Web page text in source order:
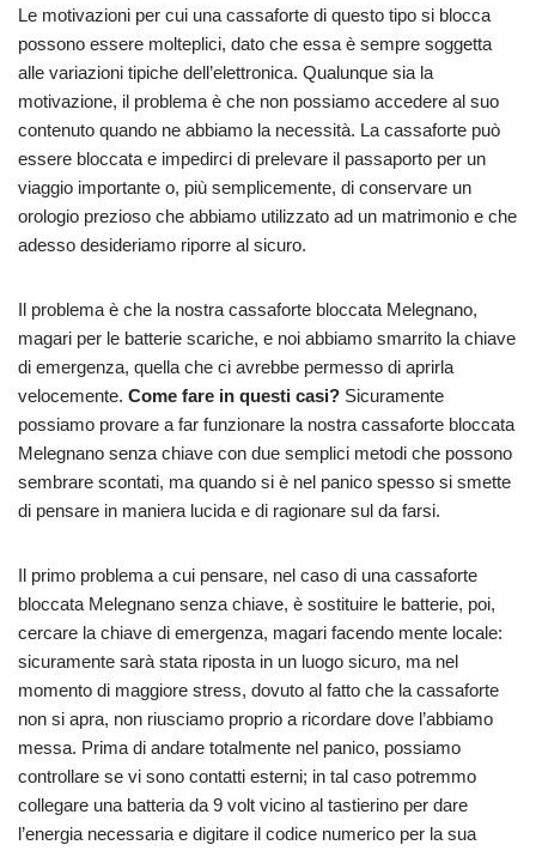
Le motivazioni per cui una cassaforte di questo tipo si blocca
possono essere molteplici, dato che essa è sempre soggetta
alle variazioni tipiche dell’elettronica. Qualunque sia la
motivazione, il problema è che non possiamo accedere al suo
contenuto quando ne abbiamo la necessità. La cassaforte può
essere bloccata e impedirci di prelevare il passaporto per un
viaggio importante o, più semplicemente, di conservare un
orologio prezioso che abbiamo utilizzato ad un matrimonio e che
adesso desideriamo riporre al sicuro.
Il problema è che la nostra cassaforte bloccata Melegnano,
magari per le batterie scariche, e noi abbiamo smarrito la chiave
di emergenza, quella che ci avrebbe permesso di aprirla
velocemente. Come fare in questi casi? Sicuramente
possiamo provare a far funzionare la nostra cassaforte bloccata
Melegnano senza chiave con due semplici metodi che possono
sembrare scontati, ma quando si è nel panico spesso si smette
di pensare in maniera lucida e di ragionare sul da farsi.
Il primo problema a cui pensare, nel caso di una cassaforte
bloccata Melegnano senza chiave, è sostituire le batterie, poi,
cercare la chiave di emergenza, magari facendo mente locale:
sicuramente sarà stata riposta in un luogo sicuro, ma nel
momento di maggiore stress, dovuto al fatto che la cassaforte
non si apra, non riusciamo proprio a ricordare dove l’abbiamo
messa. Prima di andare totalmente nel panico, possiamo
controllare se vi sono contatti esterni; in tal caso potremmo
collegare una batteria da 9 volt vicino al tastierino per dare
l’energia necessaria e digitare il codice numerico per la sua